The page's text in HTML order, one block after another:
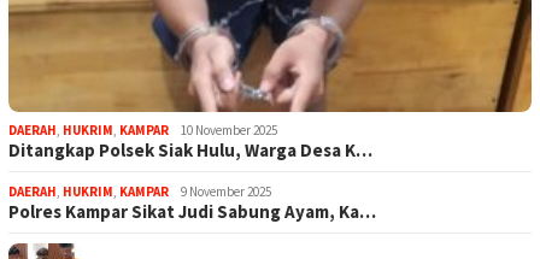
DAERAH, HUKRIM, KAMPAR 10 November 2025
Ditangkap Polsek Siak Hulu, Warga Desa K…
DAERAH, HUKRIM, KAMPAR 9 November 2025
Polres Kampar Sikat Judi Sabung Ayam, Ka…